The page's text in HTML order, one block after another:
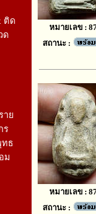
ติด
ด
าย
ร
ทธ
ม
หมายเลข :
สถานะ :
หมายเลข :
สถานะ :